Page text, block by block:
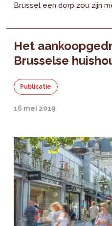
Brussel een dorp zou zijn
Het
Brusselse
Publicatie
16 mei 2019